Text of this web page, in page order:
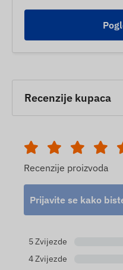
Recenzije kupaca
Recenzije proizvoda
Prijavite se kako
5 Zvijezde
4 Zvijezde